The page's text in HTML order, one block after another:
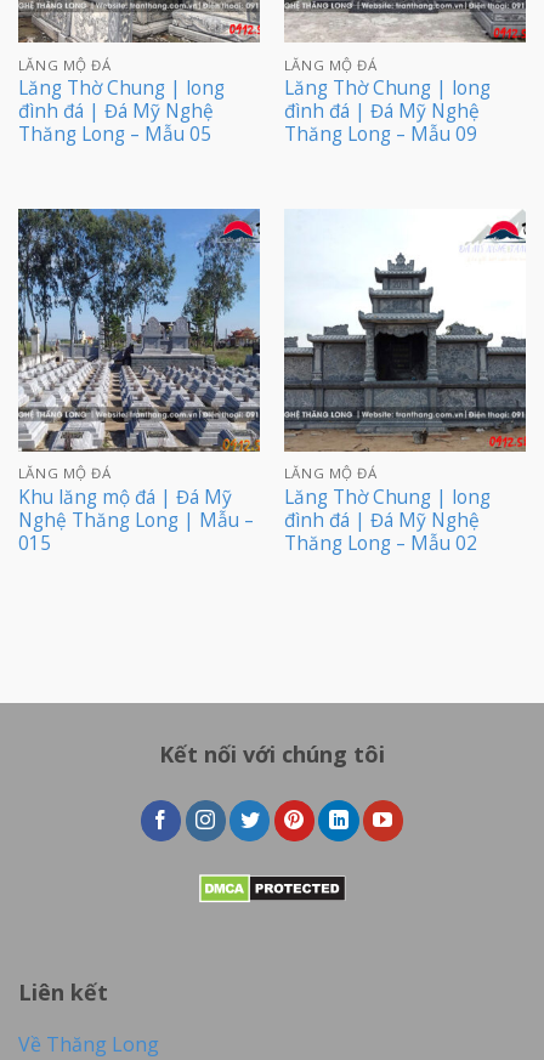
LĂNG MỘ ĐÁ
Lăng Thờ Chung | long
đình đá | Đá Mỹ Nghệ
Thăng Long – Mẫu 05
LĂNG MỘ ĐÁ
Lăng Thờ Chung | long
đình đá | Đá Mỹ Nghệ
Thăng Long – Mẫu 09
LĂNG MỘ ĐÁ
Khu lăng mộ đá | Đá Mỹ
Nghệ Thăng Long | Mẫu –
015
LĂNG MỘ ĐÁ
Lăng Thờ Chung | long
đình đá | Đá Mỹ Nghệ
Thăng Long – Mẫu 02
Kết nối với chúng tôi
Liên kết
Về Thăng Long